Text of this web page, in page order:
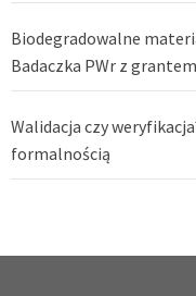
Biodegradowalne
Badaczka PWr z
Walidacja czy
formalnością